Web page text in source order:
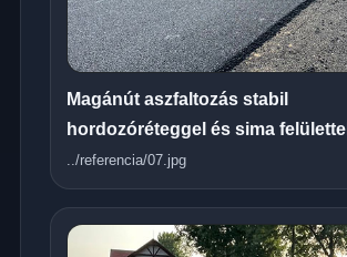
Magánút aszfaltozás stabil
hordozóréteggel és sima felülettel
../referencia/07.jpg